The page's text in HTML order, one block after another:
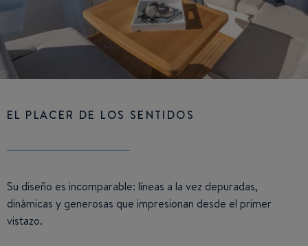
EL PLACER DE LOS SENTIDOS
Su diseño es incomparable: líneas a la vez depuradas,
dinámicas y generosas que impresionan desde el primer
vistazo.